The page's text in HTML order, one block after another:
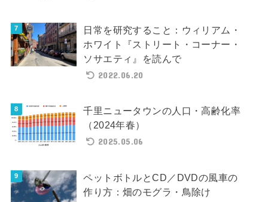
日常を研究すること：ウィリアム・
ホワイト『ストリート・コーナー・
ソサエティ』を読んで
2022.06.20
千里ニュータウンの人口・高齢化率
（2024年春）
2025.05.06
ペットボトルとCD／DVDの風車の
作り方：畑のモグラ・鳥除け